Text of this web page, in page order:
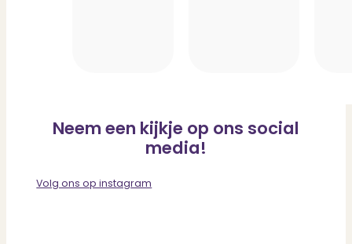
Neem een kijkje op ons social
media!
Volg ons op instagram